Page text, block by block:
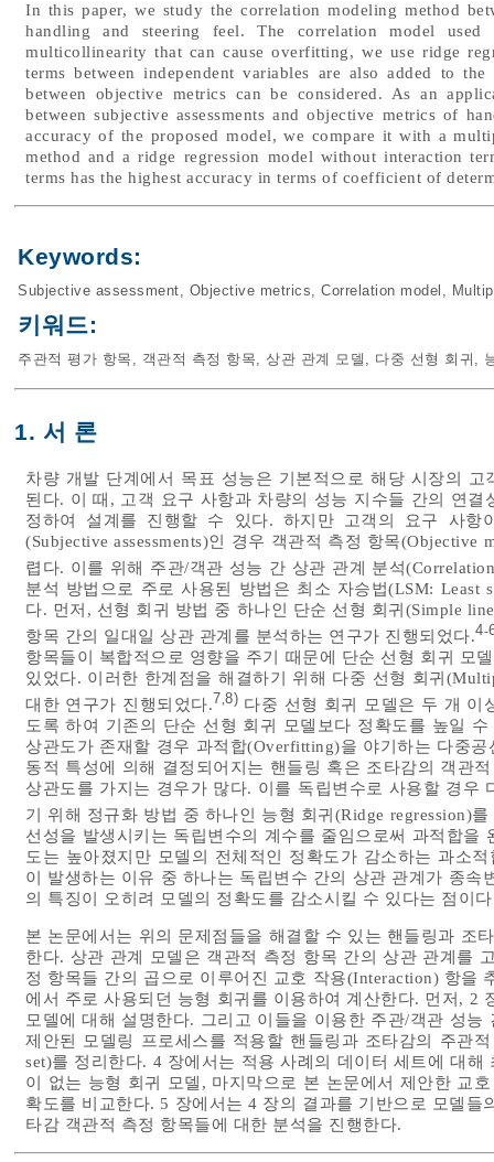
In this paper, we study the correlation modeling method
handling and steering feel. The correlation model
multicollinearity that can cause overfitting, we use ridge
terms between independent variables are also added to
between objective metrics can be considered. As an
between subjective assessments and objective metrics of
accuracy of the proposed model, we compare it with a
method and a ridge regression model without interaction
terms has the highest accuracy in terms of coefficient of
Keywords:
Subjective assessment, Objective metrics, Correlation model ,
키워드:
주관적 평가 항목 , 객관적 측정 항목, 상관 관계 모델 , 다중 선형 회귀 ,
1. 서 론
차량 개발 단계에서 목표 성능은 기본적으로 해당 시장의 고
된다. 이 때, 고객 요구 사항과 차량의 성능 지수들 간의 연
정하여 설계를 진행할 수 있다. 하지만 고객의 요구 사
(Subjective assessments)인 경우 객관적 측정 항목
렵다. 이를 위해 주관/객관 성능 간 상관 관계 분석
분석 방법으로 주로 사용된 방법은 최소 자승법(LSM: Least
다. 먼저, 선형 회귀 방법 중 하나인 단순 선형 회귀(Simple
항목 간의 일대일 상관 관계를 분석하는 연구가 진행되었다.4-
항목들이 복합적으로 영향을 주기 때문에 단순 선형 회귀 모
있었다. 이러한 한계점을 해결하기 위해 다중 선형 회귀
대한 연구가 진행되었다.7 ,8) 다중 선형 회귀 모델은 두 개 이
도록 하여 기존의 단순 선형 회귀 모델보다 정확도를 높일
상관도가 존재할 경우 과적합(Overfitting)을 야기하는 다중
동적 특성에 의해 결정되어지는 핸들링 혹은 조타감의 객관
상관도를 가지는 경우가 많다. 이를 독립변수로 사용할 경우
기 위해 정규화 방법 중 하나인 능형 회귀(Ridge regression)
선성을 발생시키는 독립변수의 계수를 줄임으로써 과적합
도는 높아졌지만 모델의 전체적인 정확도가 감소하는 과소
이 발생하는 이유 중 하나는 독립변수 간의 상관 관계가 종
의 특징이 오히려 모델의 정확도를 감소시킬 수 있다는 점이
본 논문에서는 위의 문제점들을 해결할 수 있는 핸들링과 조
한다. 상관 관계 모델은 객관적 측정 항목 간의 상관 관계를
정 항목들 간의 곱으로 이루어진 교호 작용(Interaction) 항을
에서 주로 사용되던 능형 회귀를 이용하여 계산한다. 먼저, 2
모델에 대해 설명한다. 그리고 이들을 이용한 주관/객관 성
제안된 모델링 프로세스를 적용할 핸들링과 조타감의 주관
set)를 정리한다. 4 장에서는 적용 사례의 데이터 세트에 대
이 없는 능형 회귀 모델, 마지막으로 본 논문에서 제안한 교
확도를 비교한다. 5 장에서는 4 장의 결과를 기반으로 모델
타감 객관적 측정 항목들에 대한 분석을 진행한다.